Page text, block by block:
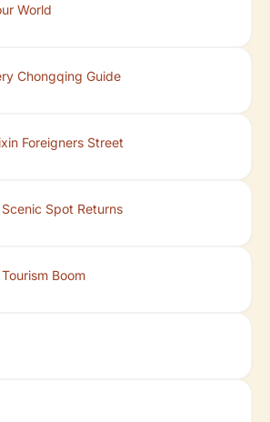
World
Chongqing Guide
Foreigners Street
Spot Returns
Boom